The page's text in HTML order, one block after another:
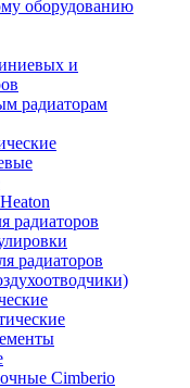
оборудованию
и
радиаторам
радиаторов
радиаторов
Cimberio